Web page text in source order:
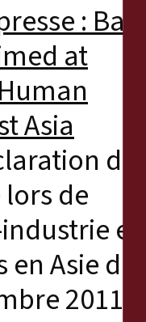
: Bali
at
Asia
de
de
et
Asie du
2011.